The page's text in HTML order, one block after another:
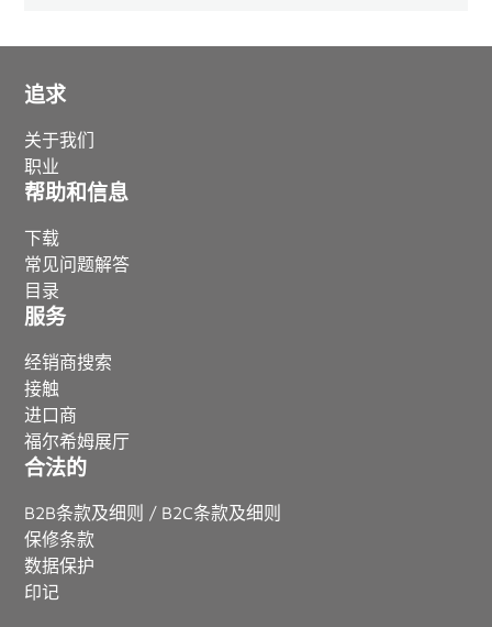
追求
关于我们
职业
帮助和信息
下载
常见问题解答
目录
服务
经销商搜索
接触
进口商
福尔希姆展厅
合法的
B2B条款及细则 / B2C条款及细则
保修条款
数据保护
印记